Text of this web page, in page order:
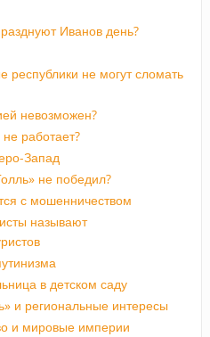
Иванов день?
республики не могут сломать
невозможен?
работает?
Запад
не победил?
с мошенничеством
называют
в детском саду
и региональные интересы
и мировые империи